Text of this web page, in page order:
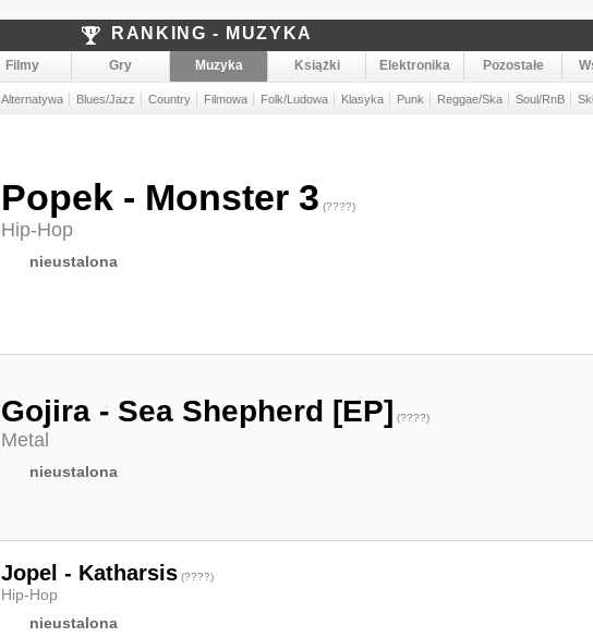
RANKING - MUZYKA
Filmy Gry Muzyka Książki Elektronika Pozostałe
Alternatywa Blues/Jazz Country Filmowa Folk/Ludowa Klasyka Punk Reggae/Ska Soul/RnB
Popek - Monster 3 (????)
Hip-Hop
nieustalona
Gojira - Sea Shepherd [EP] (????)
Metal
nieustalona
Jopel - Katharsis (????)
Hip-Hop
nieustalona